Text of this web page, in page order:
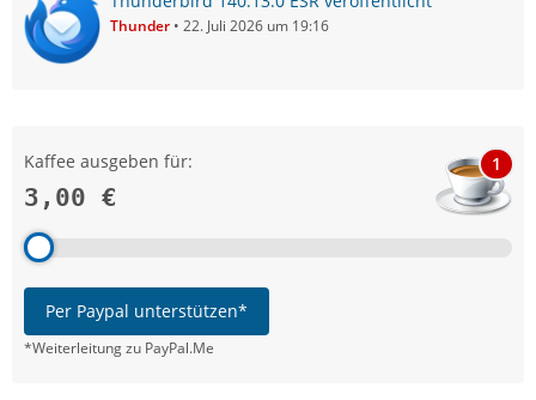
Thunder 22. Juli 2026 um 19:16
Kaffee ausgeben für:
3,00 €
1
Per Paypal unterstützen*
*Weiterleitung zu PayPal.Me